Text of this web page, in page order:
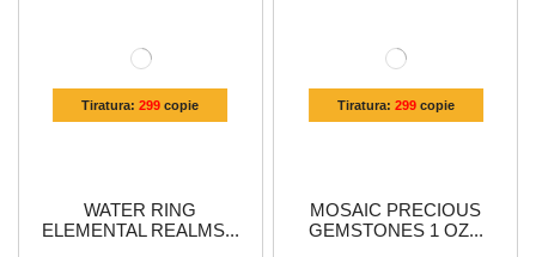
Tiratura:299 copie
WATER RING
ELEMENTAL REALMS...
Tiratura: 299copie
MOSAIC PRECIOUS
GEMSTONES 1 OZ...